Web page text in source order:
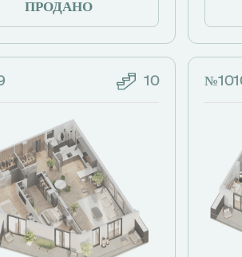
ПРОДАНО
10